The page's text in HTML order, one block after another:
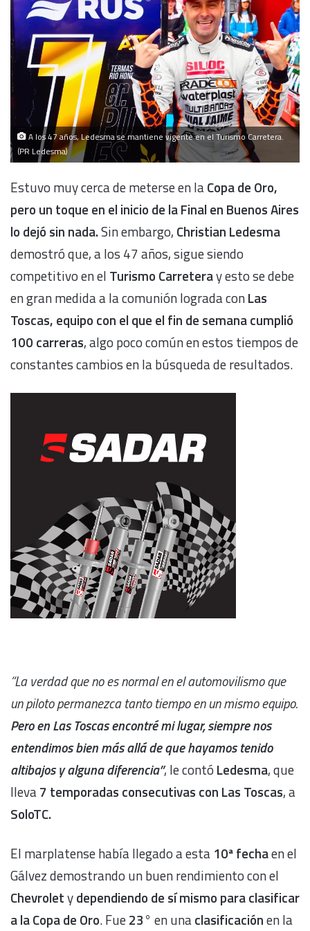
A los 47 años, Ledesma se mantiene vigente en el Turismo Carretera.
(PR Ledesma)
Estuvo muy cerca de meterse en laCopa de Oro,
pero un toque en el inicio de la Final en Buenos Aires
lo dejó sin nada.Sin embargo, Christian Ledesma
demostró que, a los 47 años, sigue siendo
competitivo en el Turismo Carreteray esto se debe
en gran medida a la comunión lograda conLas
Toscas, equipo con el que el fin de semana cumplió
100 carreras, algo poco común en estos tiempos de
constantes cambios en la búsqueda de resultados.
“La verdad que no es normal en el automovilismo que
un piloto permanezca tanto tiempo en un mismo equipo.
Pero en Las Toscas encontré mi lugar, siempre nos
entendimos bien más allá de que hayamos tenido
altibajos y alguna diferencia”, le contó Ledesma, que
lleva7 temporadas consecutivas con Las Toscas, a
SoloTC.
El marplatense había llegado a esta 10ª fechaen el
Gálvez demostrando un buen rendimiento con el
Chevroletydependiendo de sí mismo para clasificar
a la Copa de Oro. Fue23° en unaclasificaciónen la